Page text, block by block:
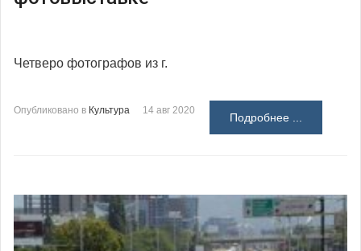
Четверо фотографов из г.
Опубликовано в Культура 14 авг 2020
Подробнее ...